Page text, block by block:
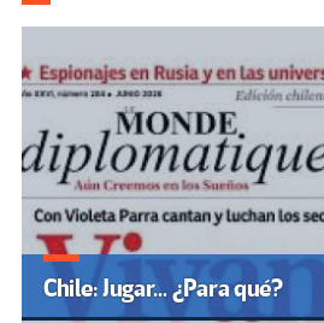
Chile: Jugar… ¿Para qué?